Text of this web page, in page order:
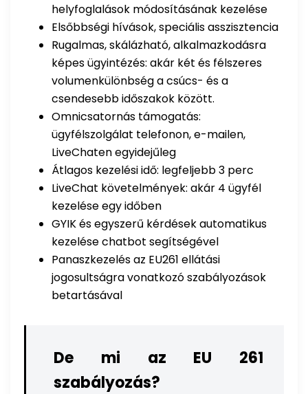
helyfoglalások módosításának kezelése
Elsőbbségi hívások, speciális asszisztencia
Rugalmas, skálázható, alkalmazkodásra
képes ügyintézés: akár két és félszeres
volumenkülönbség a csúcs- és a
csendesebb időszakok között.
Omnicsatornás támogatás:
ügyfélszolgálat telefonon, e-mailen,
LiveChaten egyidejűleg
Átlagos kezelési idő: legfeljebb 3 perc
LiveChat követelmények: akár 4 ügyfél
kezelése egy időben
GYIK és egyszerű kérdések automatikus
kezelése chatbot segítségével
Panaszkezelés az EU261 ellátási
jogosultságra vonatkozó szabályozások
betartásával
De mi az EU 261
szabályozás?